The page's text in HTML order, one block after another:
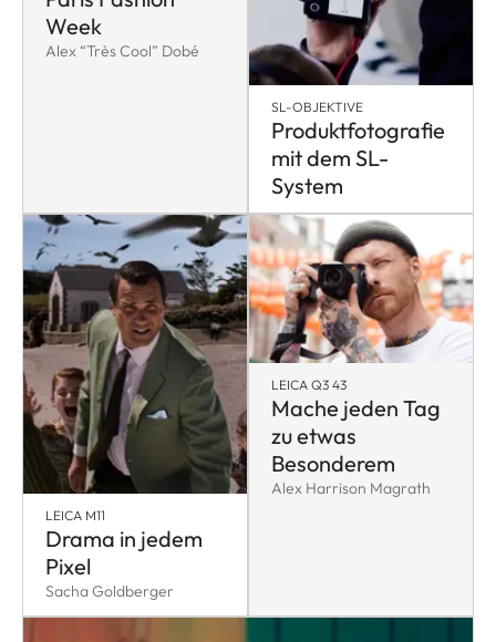
Week
Alex “Très Cool” Dobé
SL-OBJEKTIVE
Produktfotografie
mit dem SL-
System
LEICA M11
Drama in jedem
Pixel
Sacha Goldberger
LEICA Q3 43
Mache jeden Tag
zu etwas
Besonderem
Alex Harrison Magrath